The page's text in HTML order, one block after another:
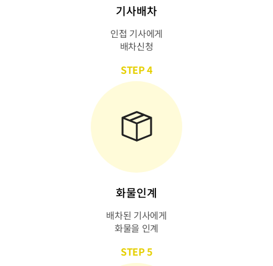
기사배차
인접 기사에게
배차신청
STEP 4
화물인계
배차된 기사에게
화물을 인계
STEP 5